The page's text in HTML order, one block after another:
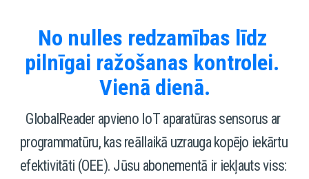
No nulles redzamības līdz
pilnīgai ražošanas kontrolei.
Vienā dienā.
GlobalReader apvieno IoT aparatūras sensorus ar
programmatūru, kas reāllaikā uzrauga kopējo iekārtu
efektivitāti (OEE). Jūsu abonementā ir iekļauts viss: